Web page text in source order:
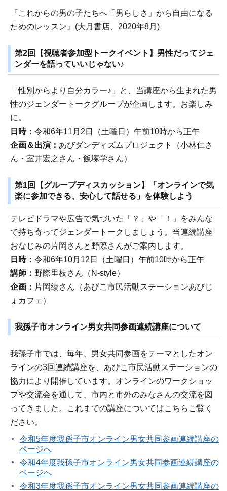
『これからの男の子たちへ「男らしさ」から自由になる
ためのレッスン』(大月書店、2020年8月)
第2回【視聴者参加型トークイベント】男性だってジェ
ンダーを語っていいじゃない♪
「性別からより自分カラー♪」と、当講座から生まれた男
性のジェンダートークグループが企画します。お楽しみ
に。
日時： 令和6年11月2日（土曜日）午前10時から正午
企画＆出演： あびダンディズムプロジェクト（小林仁さ
ん・室井宏之さん・飯塚学さん）
第1回【グループディスカッション】「オンラインで気
楽に参加できる、安心して話せる」を体験しよう
テレビドラマや広告で気づいた「？」や「！」をみんな
で持ち寄ってジェンダートークしましょう。当連続講座
おなじみの片岡さんと野際さんがご案内します。
日時： 令和6年10月12日（土曜日）午前10時から正午
講師： 野際里枝さん（N-style）
企画： 片岡綾さん（あびこ市民活動ステーションあびじ
ょカフェ）
我孫子市オンライン男女共同参画連続講座について
我孫子市では、毎年、男女共同参画をテーマとしたオン
ラインの3回連続講座を、あびこ市民活動ステーションの
協力により開催しています。オンラインのワークショッ
プや交流会を通して、市内と市外のみなさんの交流を図
ってきました。これまでの講座についてはこちらご覧く
ださい。
令和5年度我孫子市オンライン男女共同参画連続講座の
ページへ
令和4年度我孫子市オンライン男女共同参画連続講座の
ページへ
令和3年度我孫子市オンライン男女共同参画連続講座の